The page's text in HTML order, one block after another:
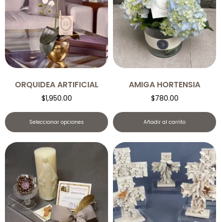
ORQUIDEA ARTIFICIAL
$1,950.00
Seleccionar opciones
AMIGA HORTENSIA
$780.00
Añadir al carrito